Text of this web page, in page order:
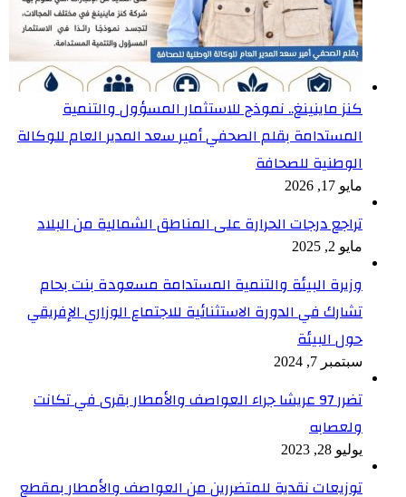
كنز ماينينغ.. نموذج للاستثمار المسؤول والتنمية
المستدامة بقلم الصحفي أمير سعد المدير العام للوكالة
الوطنية للصحافة
مايو 17, 2026
تراجع درجات الحرارة على المناطق الشمالية من البلاد
مايو 2, 2025
وزيرة البيئة والتنمية المستدامة مسعودة بنت بحام
تشارك في الدورة الاستثنائية للاجتماع الوزاري الإفريقي
حول البيئة
سبتمبر 7, 2024
تضرر 97 عريشا جراء العواصف والأمطار بقرى في تكانت
ولعصابه
يوليو 28, 2023
توزيعات نقدية للمتضررين من العواصف والأمطار بمقطع